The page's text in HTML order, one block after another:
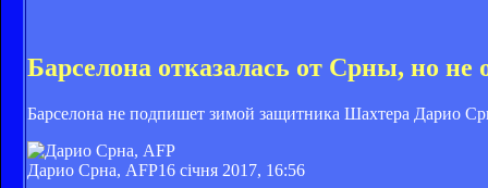
Барселона отказалась от Срны, но не
Барселона не подпишет зимой защитника Шахтера Дарио
Дарио Срна, AFP16 січня 2017, 16:56